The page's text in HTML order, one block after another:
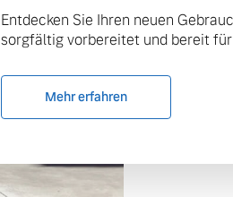
Entdecken Sie Ihren neuen
sorgfältig vorbereitet und bereit
Mehr erfahren